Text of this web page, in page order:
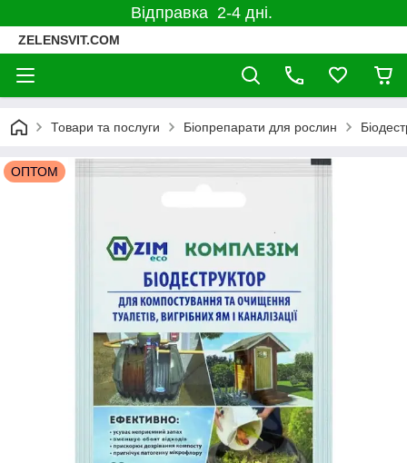
Відправка 2-4 дні.
ZELENSVIT.COM
Товари та послуги Біопрепарати для рослин
ОПТОМ